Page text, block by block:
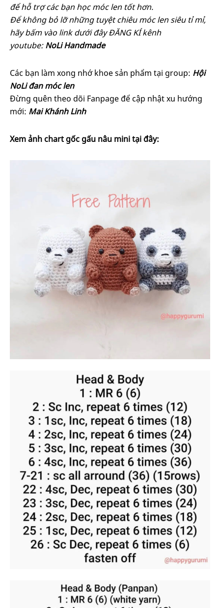
để hỗ trợ các bạn học móc len tốt hơn.
Để không bỏ lỡ những tuyệt chiêu móc len siêu tỉ mỉ,
hãy bấm vào link dưới đây ĐĂNG KÍ kênh
youtube:NoLi Handmade
Các bạn làm xong nhớ khoe sản phẩm tại group: Hội
NoLi đan móc len
Đừng quên theo dõi Fanpage để cập nhật xu hướng
mới: Mai Khánh Linh
Xem ảnh chart gốc gấu nâu mini tại đây: